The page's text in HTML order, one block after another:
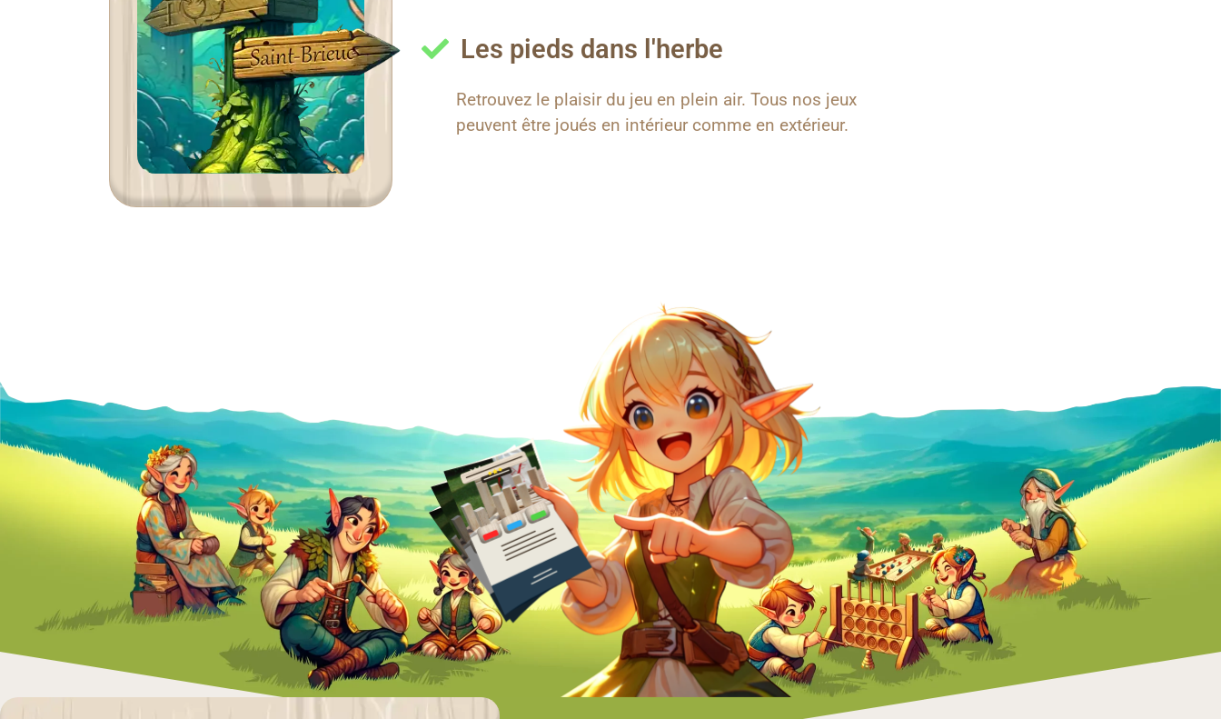
Les pieds dans l'herbe
Retrouvez le plaisir du jeu en plein air. Tous nos jeux
peuvent être joués en intérieur comme en extérieur.